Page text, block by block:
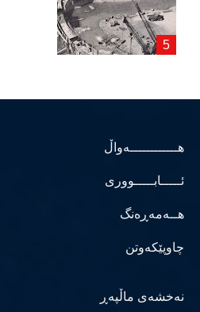
هــــــــــــەواڵ
ئـــــابـــــووری
هــەمەڕەنگ
چاوپێکەوتن
نەخشەی ماڵپەڕ